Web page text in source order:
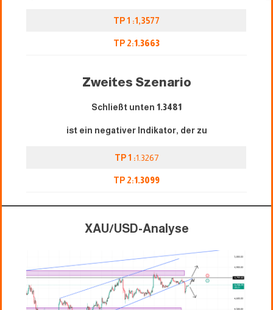
TP 1 :1,3577
TP 2:1.3663
Zweites Szenario
Schließt unten 1.3481
ist ein negativer Indikator, der zu
TP 1 :1.3267
TP 2:1.3099
XAU/USD-Analyse